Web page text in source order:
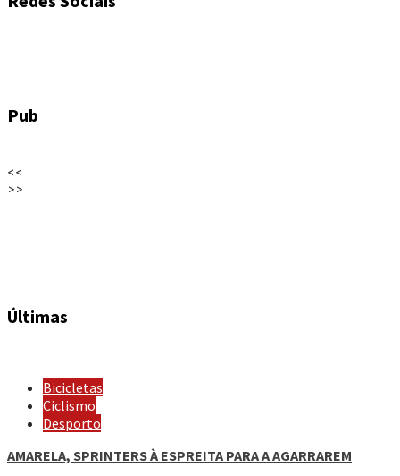
Pub
<<
>>
Últimas
Bicicletas
Ciclismo
Desporto
AMARELA, SPRINTERS À ESPREITA PARA A AGARRAREM